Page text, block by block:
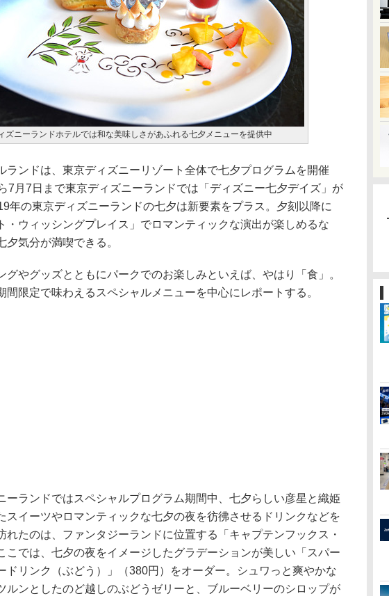
ズニーランドホテルでは和な美味しさがあふれる七夕メニューを提供中
ンドは、東京ディズニーリゾート全体で七夕プログラムを開催
7月7日まで東京ディズニーランドでは「ディズニー七夕デイズ」が
年の東京ディズニーランドの七夕は新要素をプラス。夕刻以降に
・ウィッシングプレイス」でロマンティックな演出が楽しめるな
夕気分が満喫できる。
やグッズとともにパークでのお楽しみといえば、やはり「食」。
間限定で味わえるスペシャルメニューを中心にレポートする。
ランドではスペシャルプログラム期間中、七夕らしい彦星と織姫
スイーツやロマンティックな七夕の夜を彷彿させるドリンクなどを
れたのは、ファンタジーランドに位置する「キャプテンフックス・
こでは、七夕の夜をイメージしたグラデーションが美しい「スパー
ドリンク（ぶどう）」（380円）をオーダー。シュワっと爽やかな
ルンとしたのど越しのぶどうゼリーと、ブルーベリーのシロップが